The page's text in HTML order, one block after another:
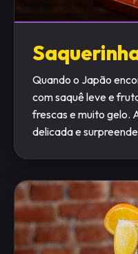
Quando o Japão
com saquê leve e
frescas e muito gelo.
delicada e